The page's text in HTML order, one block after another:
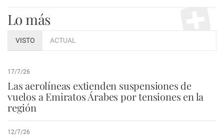
Lo más
VISTO ACTUAL
17/7/26
Las aerolíneas extienden suspensiones de
vuelos a Emiratos Árabes por tensiones en la
región
12/7/26